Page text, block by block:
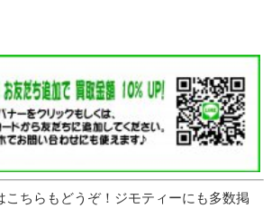
こちらもどうぞ！ジモティーにも多数掲